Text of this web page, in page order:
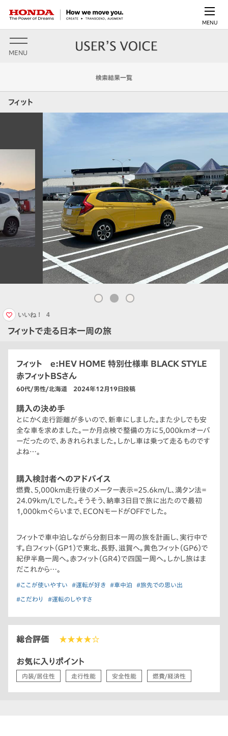
MENU
MENU
検索結果一覧
フィット
フィットで走る日本一周の旅
いいね！ 4
フィット e:HEV HOME 特別仕様車 BLACK STYLE
赤フィットBSさん
60代/男性/北海道 2024年12月19日投稿
購入の決め手
とにかく走行距離が多いので、新車にしました。また少しでも安
全な車を求めました。一か月点検で整備の方に5,000kmオーバ
ーだったので、あきれられました。しかし車は乗って走るものです
よね…。
購入検討者へのアドバイス
燃費、5,000km走行後のメーター表示＝25.6km/L、満タン法＝
24.09km/Lでした。そうそう、納車3日目で旅に出たので最初
1,000kmぐらいまで、ECONモードがOFFでした。
フィットで車中泊しながら分割日本一周の旅を計画し、実行中で
す。白フィット（GP1）で東北、長野、滋賀へ。黄色フィット（GP6）で
紀伊半島一周へ。赤フィット（GR4）で四国一周へ。しかし旅はま
だこれから…。
#ここが使いやすい #運転が好き #車中泊 #旅先での思い出
#こだわり #運転のしやすさ
総合評価 ★★★★☆
お気に入りポイント
内装/居住性 走行性能 安全性能 燃費/経済性